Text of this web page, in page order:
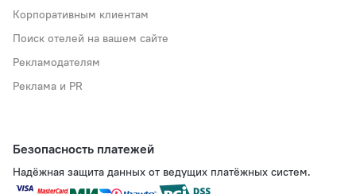
Корпоративным клиентам
Поиск отелей на вашем сайте
Рекламодателям
Реклама и PR
Безопасность платежей
Надёжная защита данных от ведущих платёжных систем.